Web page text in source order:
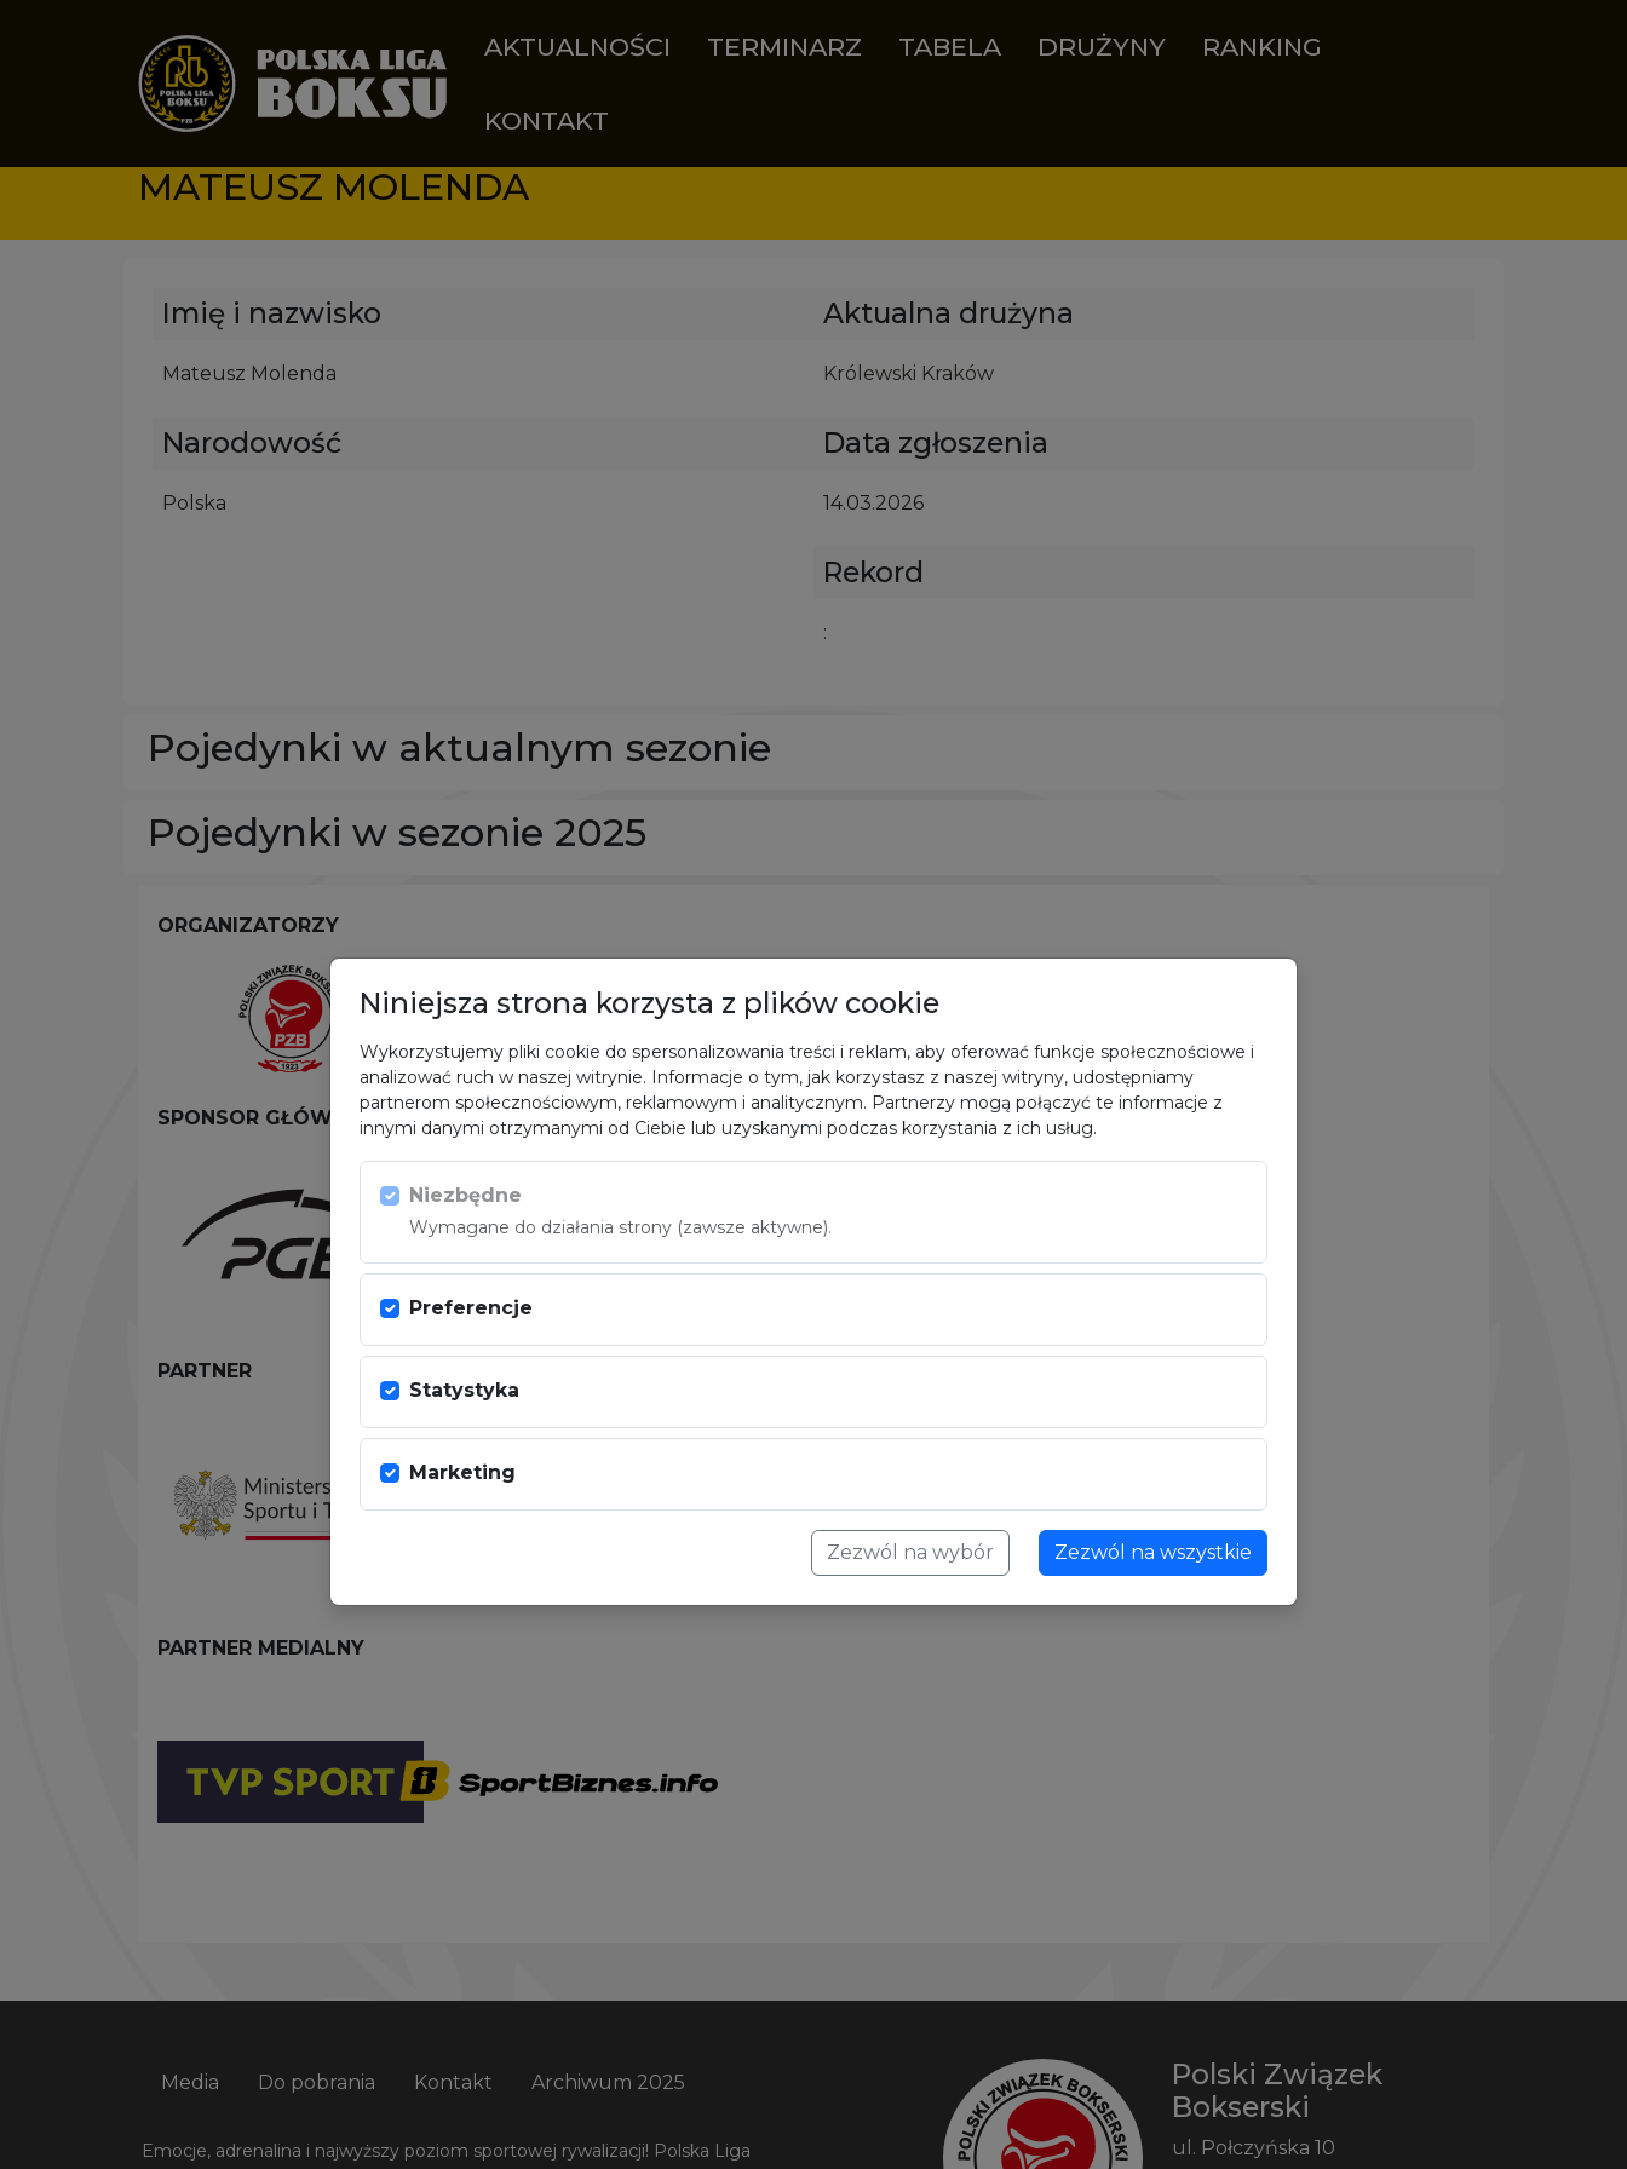
AKTUALNOŚCI TERMINARZ TABELA DRUŻYNY RANKING
KONTAKT
MATEUSZ MOLENDA
Imię i nazwisko
Mateusz Molenda
Narodowość
Polska
Aktualna drużyna
Królewski Kraków
Data zgłoszenia
14.03.2026
Rekord
:
Pojedynki w aktualnym sezonie
Pojedynki w sezonie 2025
ORGANIZATORZY
SPONSOR GŁÓWNY
PARTNER
PARTNER MEDIALNY
Media Do pobrania Kontakt Archiwum 2025
Emocje, adrenalina i najwyższy poziom sportowej rywalizacji! Polska Liga
Polski Związek
Bokserski
ul. Połczyńska 10
Niniejsza strona korzysta z plików cookie
Wykorzystujemy pliki cookie do spersonalizowania treści i reklam, aby oferować funkcje społecznościowe i
analizować ruch w naszej witrynie. Informacje o tym, jak korzystasz z naszej witryny, udostępniamy
partnerom społecznościowym, reklamowym i analitycznym. Partnerzy mogą połączyć te informacje z
innymi danymi otrzymanymi od Ciebie lub uzyskanymi podczas korzystania z ich usług.
Niezbędne
Wymagane do działania strony (zawsze aktywne).
Preferencje
Statystyka
Marketing
Zezwól na wybór Zezwól na wszystkie